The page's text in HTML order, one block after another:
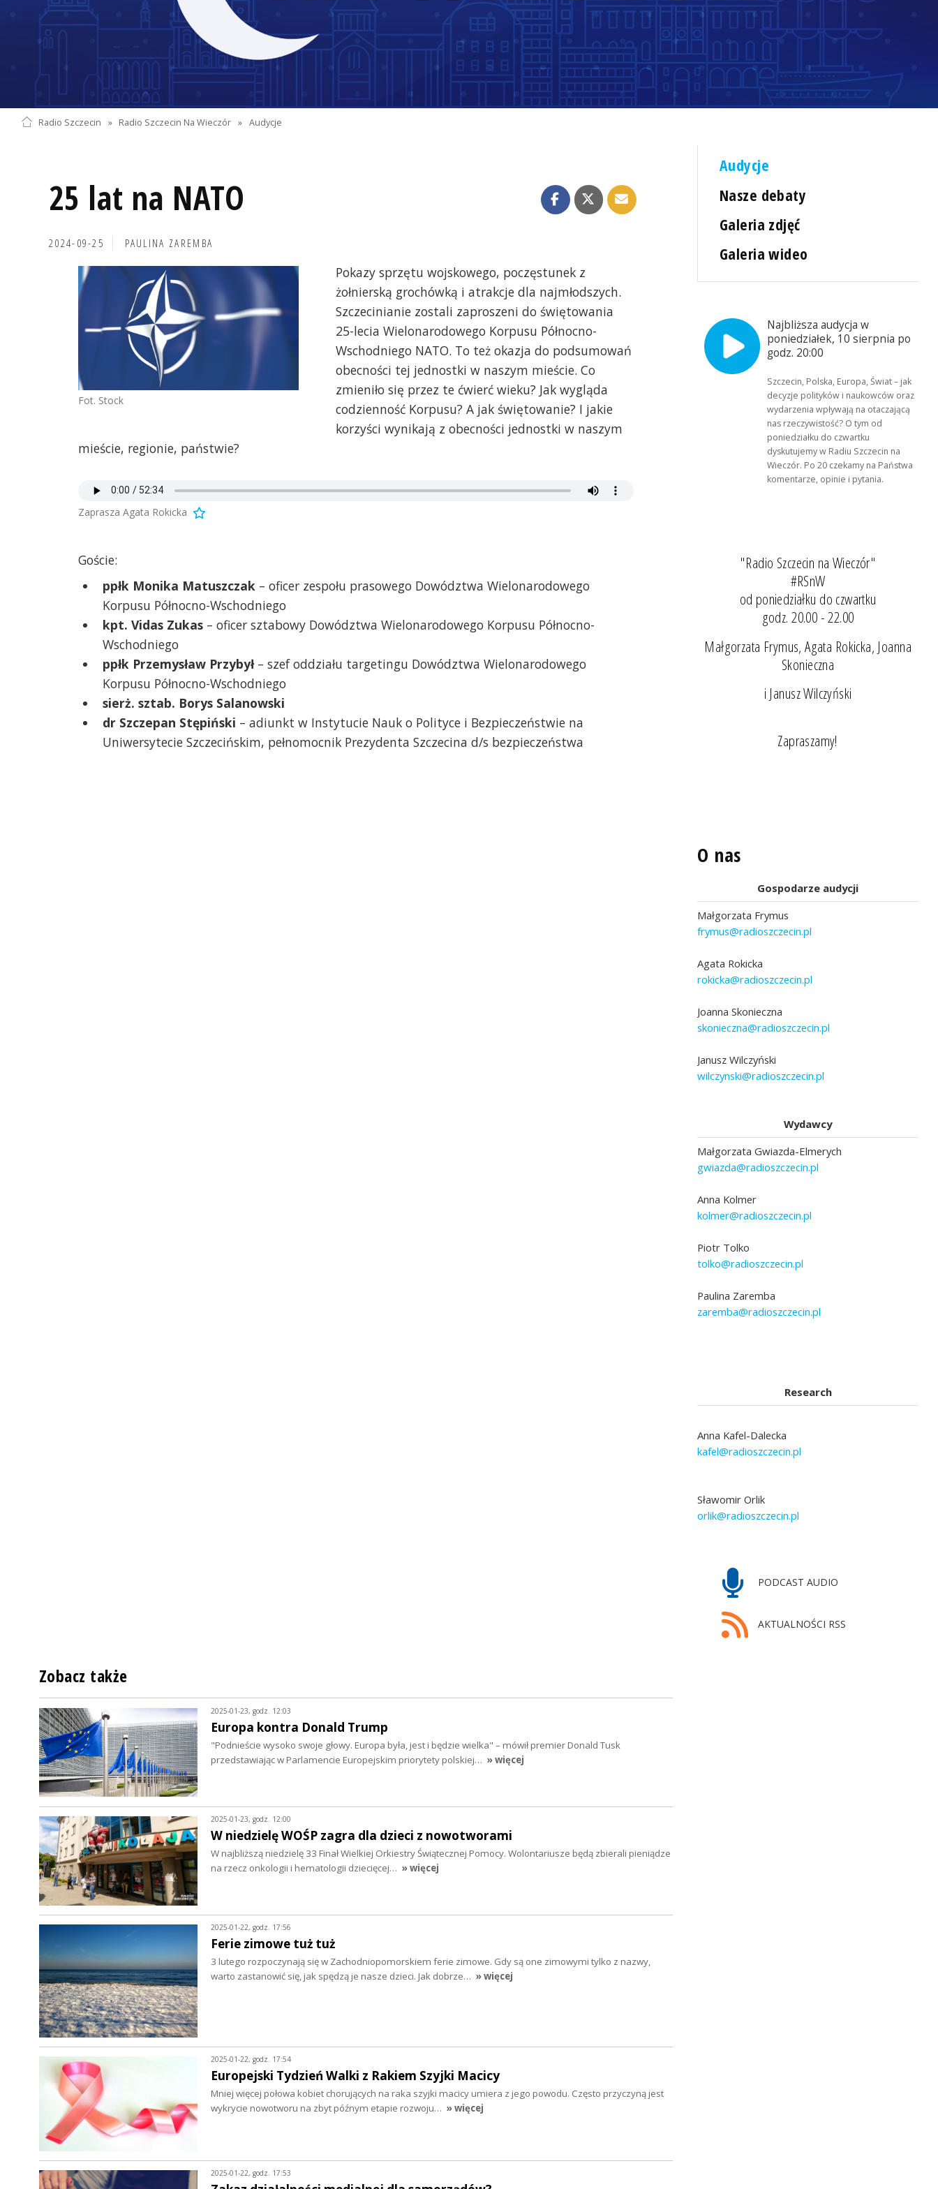
Radio Szczecin » Radio Szczecin Na Wieczór » Audycje
25 lat na NATO
2024-09-25 PAULINA ZAREMBA
Fot. Stock
Pokazy sprzętu wojskowego, poczęstunek z
żołnierską grochówką i atrakcje dla najmłodszych.
Szczecinianie zostali zaproszeni do świętowania
25-lecia Wielonarodowego Korpusu Północno-
Wschodniego NATO. To też okazja do podsumowań
obecności tej jednostki w naszym mieście. Co
zmieniło się przez te ćwierć wieku? Jak wygląda
codzienność Korpusu? A jak świętowanie? I jakie
korzyści wynikają z obecności jednostki w naszym
mieście, regionie, państwie?
Zaprasza Agata Rokicka
Goście:
ppłk Monika Matuszczak – oficer zespołu prasowego Dowództwa Wielonarodowego
Korpusu Północno-Wschodniego
kpt. Vidas Zukas – oficer sztabowy Dowództwa Wielonarodowego Korpusu Północno-
Wschodniego
ppłk Przemysław Przybył– szef oddziału targetingu Dowództwa Wielonarodowego
Korpusu Północno-Wschodniego
sierż. sztab. Borys Salanowski
dr Szczepan Stępiński – adiunkt w Instytucie Nauk o Polityce i Bezpieczeństwie na
Uniwersytecie Szczecińskim, pełnomocnik Prezydenta Szczecina d/s bezpieczeństwa
Audycje
Nasze debaty
Galeria zdjęć
Galeria wideo
Najbliższa audycja w
poniedziałek, 10 sierpnia po
godz. 20:00
Szczecin, Polska, Europa, Świat – jak
decyzje polityków i naukowców oraz
wydarzenia wpływają na otaczającą
nas rzeczywistość? O tym od
poniedziałku do czwartku
dyskutujemy w Radiu Szczecin na
Wieczór. Po 20 czekamy na Państwa
komentarze, opinie i pytania.
"Radio Szczecin na Wieczór"
#RSnW
od poniedziałku do czwartku
godz. 20.00 - 22.00
Małgorzata Frymus, Agata Rokicka, Joanna
Skonieczna
i Janusz Wilczyński
Zapraszamy!
O nas
Gospodarze audycji
Małgorzata Frymus
frymus@radioszczecin.pl
Agata Rokicka
rokicka@radioszczecin.pl
Joanna Skonieczna
skonieczna@radioszczecin.pl
Janusz Wilczyński
wilczynski@radioszczecin.pl
Wydawcy
Małgorzata Gwiazda-Elmerych
gwiazda@radioszczecin.pl
Anna Kolmer
kolmer@radioszczecin.pl
Piotr Tolko
tolko@radioszczecin.pl
Paulina Zaremba
zaremba@radioszczecin.pl
Research
Anna Kafel-Dalecka
kafel@radioszczecin.pl
Sławomir Orlik
orlik@radioszczecin.pl
PODCAST AUDIO
AKTUALNOŚCI RSS
Zobacz także
2025-01-23, godz. 12:03
Europa kontra Donald Trump
"Podnieście wysoko swoje głowy. Europa była, jest i będzie wielka" – mówił premier Donald Tusk
przedstawiając w Parlamencie Europejskim priorytety polskiej… » więcej
2025-01-23, godz. 12:00
W niedzielę WOŚP zagra dla dzieci z nowotworami
W najbliższą niedzielę 33 Finał Wielkiej Orkiestry Świątecznej Pomocy. Wolontariusze będą zbierali pieniądze
na rzecz onkologii i hematologii dziecięcej… » więcej
2025-01-22, godz. 17:56
Ferie zimowe tuż tuż
3 lutego rozpoczynają się w Zachodniopomorskiem ferie zimowe. Gdy są one zimowymi tylko z nazwy,
warto zastanowić się, jak spędzą je nasze dzieci. Jak dobrze… » więcej
2025-01-22, godz. 17:54
Europejski Tydzień Walki z Rakiem Szyjki Macicy
Mniej więcej połowa kobiet chorujących na raka szyjki macicy umiera z jego powodu. Często przyczyną jest
wykrycie nowotworu na zbyt późnym etapie rozwoju… » więcej
2025-01-22, godz. 17:53